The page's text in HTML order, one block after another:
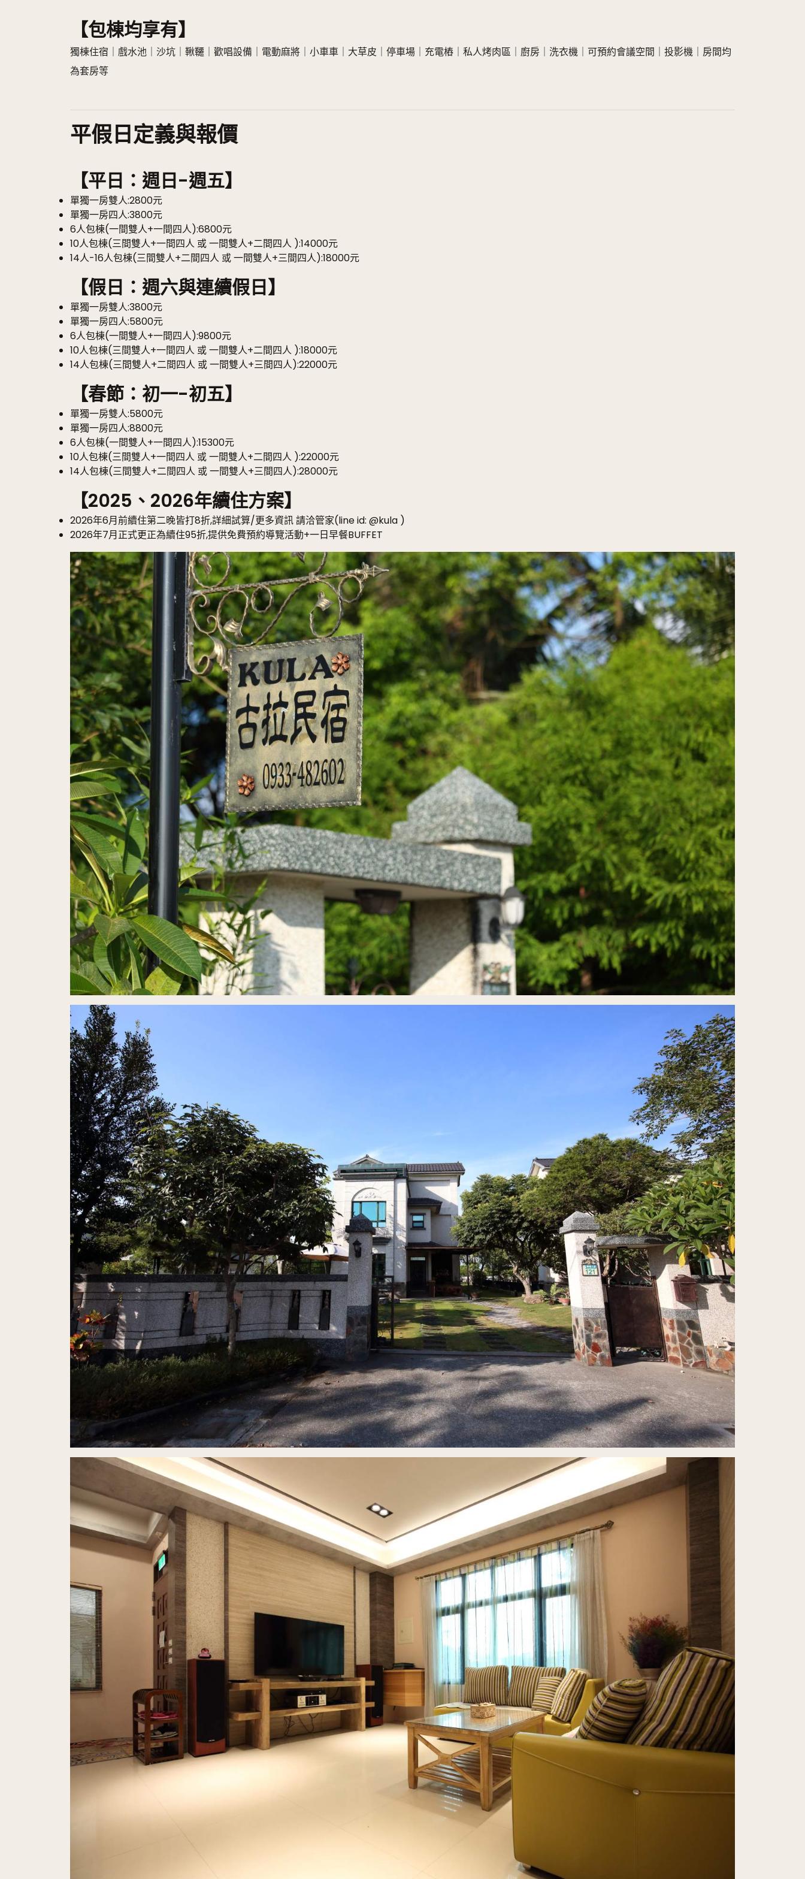
【包棟均享有】
獨棟住宿｜戲水池｜沙坑｜鞦韆｜歡唱設備｜電動麻將｜小車車｜大草皮｜停車場｜充電樁｜私人烤肉區｜廚房｜洗衣機｜可預約會議空間｜投影機｜房間均
為套房等
平假日定義與報價
【平日：週日-週五】
單獨一房雙人:2800元
單獨一房四人:3800元
6人包棟(一間雙人+一間四人):6800元
10人包棟(三間雙人+一間四人 或 一間雙人+二間四人 ):14000元
14人-16人包棟(三間雙人+二間四人 或 一間雙人+三間四人):18000元
【假日：週六與連續假日】
單獨一房雙人:3800元
單獨一房四人:5800元
6人包棟(一間雙人+一間四人):9800元
10人包棟(三間雙人+一間四人 或 一間雙人+二間四人 ):18000元
14人包棟(三間雙人+二間四人 或 一間雙人+三間四人):22000元
【春節：初一-初五】
單獨一房雙人:5800元
單獨一房四人:8800元
6人包棟(一間雙人+一間四人):15300元
10人包棟(三間雙人+一間四人 或 一間雙人+二間四人 ):22000元
14人包棟(三間雙人+二間四人 或 一間雙人+三間四人):28000元
【2025、2026年續住方案】
2026年6月前續住第二晚皆打8折,詳細試算/更多資訊 請洽管家(line id: @kula )
2026年7月正式更正為續住95折,提供免費預約導覽活動+一日早餐BUFFET